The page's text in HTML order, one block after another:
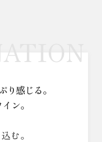
り感じる。
ン。
む。